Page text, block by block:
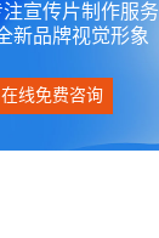
注宣传片制作服务
新品牌视觉形象
在线免费咨询